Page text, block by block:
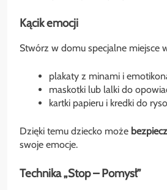
Kącik emocji
Stwórz w domu specjalne miejsce
plakaty z minami i
maskotki lub lalki do
kartki papieru i kredki do
Dzięki temu dziecko może
swoje emocje.
Technika „Stop – Pomysł”